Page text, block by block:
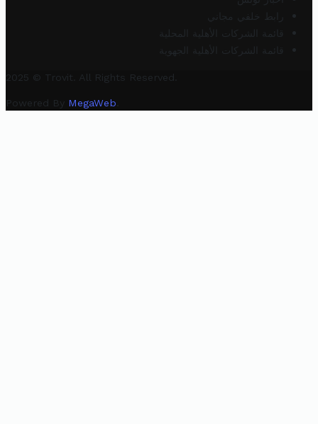
رابط خلفي مجاني
قائمة الشركات الأهلية المحلية
قائمة الشركات الأهلية الجهوية
2025 © Trovit. All Rights Reserved.
Powered By MegaWeb